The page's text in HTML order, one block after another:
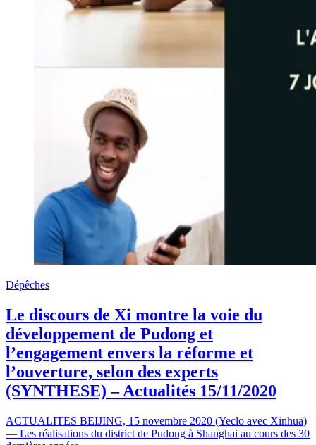
Dépêches
Le discours de Xi montre la voie du
développement de Pudong et
l’engagement envers la réforme et
l’ouverture, selon des experts
(SYNTHESE) – Actualités 15/11/2020
ACTUALITES BEIJING, 15 novembre 2020 (Yeclo avec Xinhua)
— Les réalisations du district de Pudong à Shanghai au cours des 30